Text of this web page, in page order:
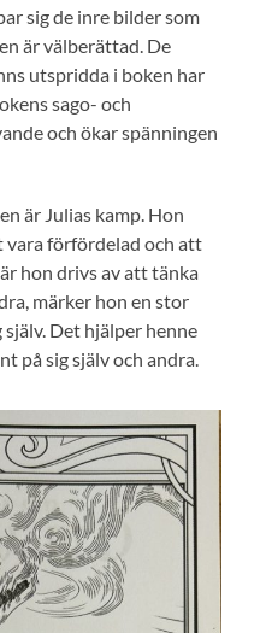
sig de inre bilder som
är välberättad. De
utspridda i boken har
sago- och
och ökar spänningen
är Julias kamp. Hon
vara förfördelad och att
hon drivs av att tänka
märker hon en stor
Det hjälper henne
på sig själv och andra.